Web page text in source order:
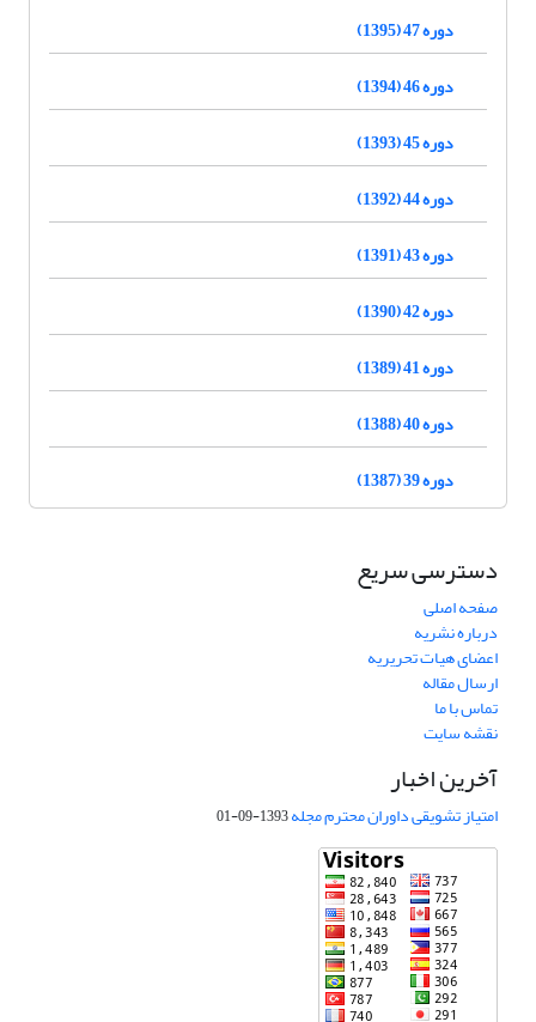
دوره 47 (1395)
دوره 46 (1394)
دوره 45 (1393)
دوره 44 (1392)
دوره 43 (1391)
دوره 42 (1390)
دوره 41 (1389)
دوره 40 (1388)
دوره 39 (1387)
دسترسی سریع
صفحه اصلی
درباره نشریه
اعضای هیات تحریریه
ارسال مقاله
تماس با ما
نقشه سایت
آخرین اخبار
امتیاز تشویقی داوران محترم مجله1393-09-01